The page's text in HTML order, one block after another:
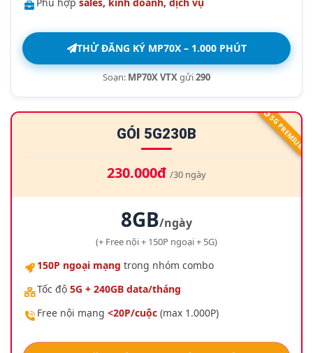
THỬ ĐĂNG KÝ MP70X – 1.000 PHÚT
Soạn: MP70X VTXgửi290
5G PREMIUM
GÓI 5G230B
230.000đ /30 ngày
8GB/ngày
(+ Free nội + 150P ngoại + 5G)
150P ngoại mạng trong nhóm combo
Tốc độ 5G + 240GB data/tháng
Free nội mạng <20P/cuộc (max 1.000P)